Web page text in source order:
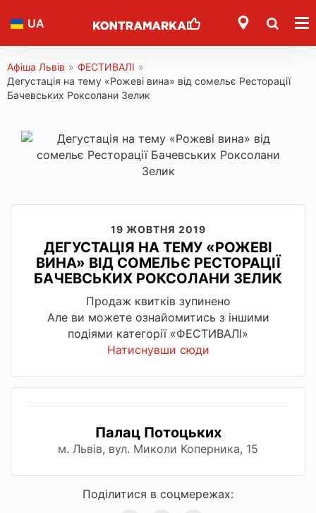
UA
Афіша Львів » ФЕСТИВАЛІ »
Дегустація на тему «Рожеві вина» від сомельє Ресторації
Бачевських Роксолани Зелик
19 ЖОВТНЯ 2019
ДЕГУСТАЦІЯ НА ТЕМУ «РОЖЕВІ
ВИНА» ВІД СОМЕЛЬЄ РЕСТОРАЦІЇ
БАЧЕВСЬКИХ РОКСОЛАНИ ЗЕЛИК
Продаж квитків зупинено
Але ви можете ознайомитись з іншими
подіями категорії «ФЕСТИВАЛІ»
Натиснувши сюди
Палац Потоцьких
м. Львів, вул. Миколи Коперника, 15
Поділитися в соцмережах: